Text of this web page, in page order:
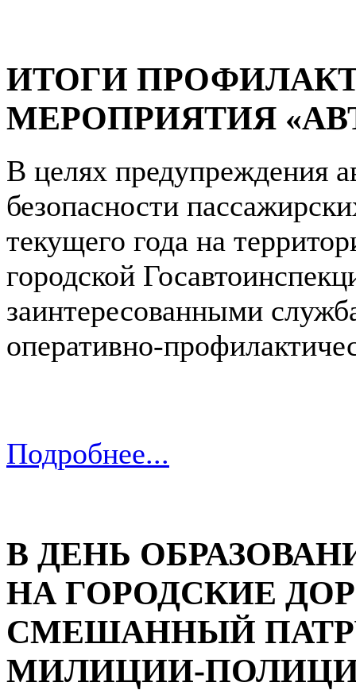
ИТОГИ
МЕРОПРИЯТИЯ
В целях предупреждения
безопасности
текущего года на
городской
заинтересованными
оперативно-
Подробнее...
В ДЕНЬ
НА ГОРОДСКИЕ
СМЕШАННЫЙ
МИЛИЦИИ-